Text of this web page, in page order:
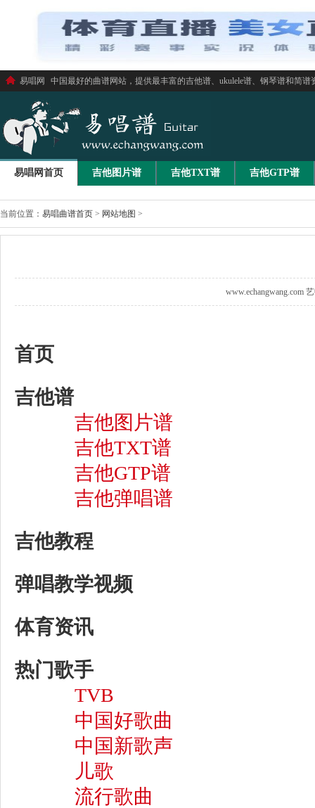
易唱网 中国最好的曲谱网站，提供最丰富的吉他谱、ukulele谱、钢琴谱和简谱
易唱网首页 吉他图片谱 吉他TXT谱 吉他GTP谱
当前位置： 易唱曲谱首页 > 网站地图 >
www.echangwang.com
首页
吉他谱
吉他图片谱
吉他TXT谱
吉他GTP谱
吉他弹唱谱
吉他教程
弹唱教学视频
体育资讯
热门歌手
TVB
中国好歌曲
中国新歌声
儿歌
流行歌曲